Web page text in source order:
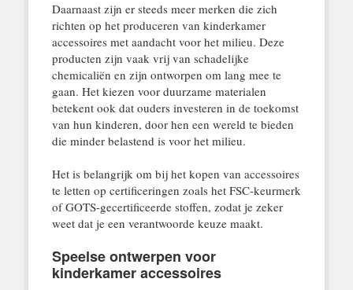
Daarnaast zijn er steeds meer merken die zich
richten op het produceren van kinderkamer
accessoires met aandacht voor het milieu. Deze
producten zijn vaak vrij van schadelijke
chemicaliën en zijn ontworpen om lang mee te
gaan. Het kiezen voor duurzame materialen
betekent ook dat ouders investeren in de toekomst
van hun kinderen, door hen een wereld te bieden
die minder belastend is voor het milieu.
Het is belangrijk om bij het kopen van accessoires
te letten op certificeringen zoals het FSC-keurmerk
of GOTS-gecertificeerde stoffen, zodat je zeker
weet dat je een verantwoorde keuze maakt.
Speelse ontwerpen voor
kinderkamer accessoires